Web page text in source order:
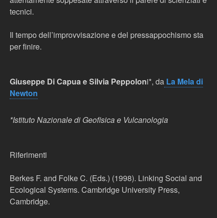
tecnici.
Il tempo dell’improvvisazione e del pressappochismo sta
per finire.
Giuseppe Di Capua e Silvia Peppoloni*, da La Mela di
Newton
*Istituto Nazionale di Geofisica e Vulcanologia
Riferimenti
Berkes F. and Folke C. (Eds.) (1998). Linking Social and
Ecological Systems. Cambridge University Press,
Cambridge.